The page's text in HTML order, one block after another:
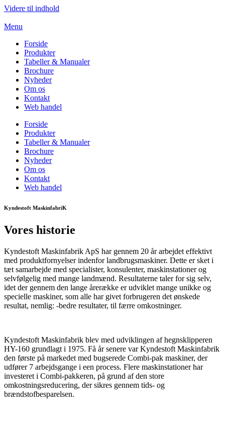
Videre til indhold
Menu
Forside
Produkter
Tabeller & Manualer
Brochure
Nyheder
Om os
Kontakt
Web handel
Forside
Produkter
Tabeller & Manualer
Brochure
Nyheder
Om os
Kontakt
Web handel
Kyndestoft MaskinfabriK
Vores historie
Kyndestoft Maskinfabrik ApS har gennem 20 år arbejdet effektivt
med produktfornyelser indenfor landbrugsmaskiner. Dette er sket i
tæt samarbejde med specialister, konsulenter, maskinstationer og
selvfølgelig med mange landmænd. Resultaterne taler for sig selv,
idet der gennem den lange årerække er udviklet mange unikke og
specielle maskiner, som alle har givet forbrugeren det ønskede
resultat, nemlig: -bedre resultater, til færre omkostninger.
Kyndestoft Maskinfabrik blev med udviklingen af hegnsklipperen
HY-160 grundlagt i 1975. Få år senere var Kyndestoft Maskinfabrik
den første på markedet med bugserede Combi-pak maskiner, der
udfører 7 arbejdsgange i een process. Flere maskinstationer har
investeret i Combi-pakkeren, på grund af den store
omkostningsreducering, der sikres gennem tids- og
brændstofbesparelsen.